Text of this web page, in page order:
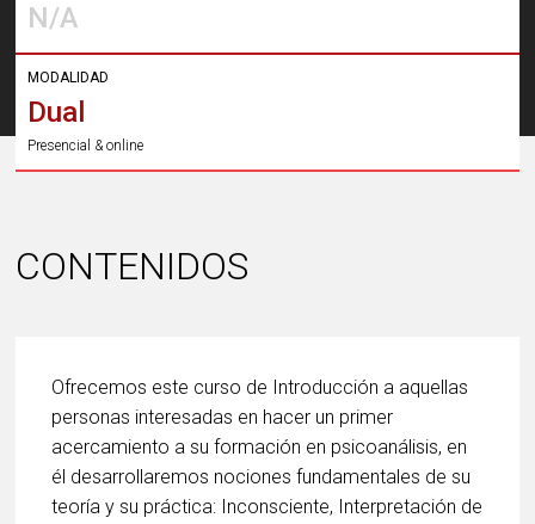
N/A
MODALIDAD
Dual
Presencial & online
CONTENIDOS
Ofrecemos este curso de Introducción a aquellas
personas interesadas en hacer un primer
acercamiento a su formación en psicoanálisis, en
él desarrollaremos nociones fundamentales de su
teoría y su práctica: Inconsciente, Interpretación de